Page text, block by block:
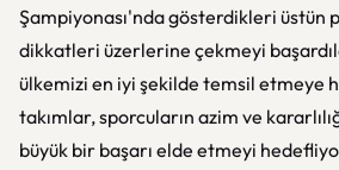
Şampiyonası'nda gösterdikleri üstün
dikkatleri üzerlerine çekmeyi
ülkemizi en iyi şekilde temsil etmeye
takımlar, sporcuların azim ve
büyük bir başarı elde etmeyi